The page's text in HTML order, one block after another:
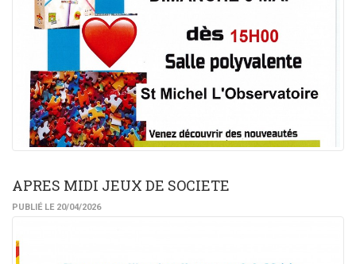
APRES MIDI JEUX DE SOCIETE
PUBLIÉ LE 20/04/2026